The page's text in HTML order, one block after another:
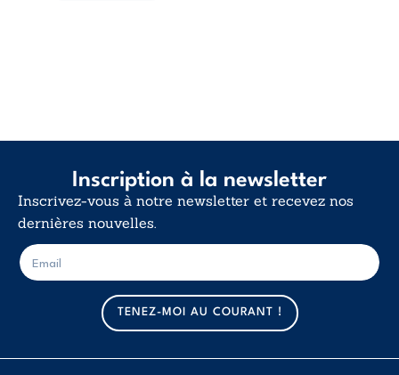
Inscription à la newsletter
Inscrivez-vous à notre newsletter et recevez nos
dernières nouvelles.
m
a
i
l
E
-
m
TENEZ-MOI AU COURANT !